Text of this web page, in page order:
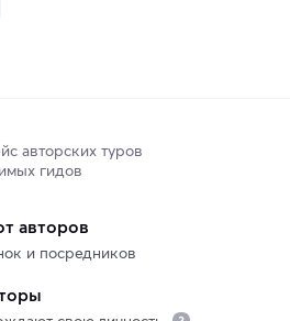
авторских туров
гидов
авторов
и посредников